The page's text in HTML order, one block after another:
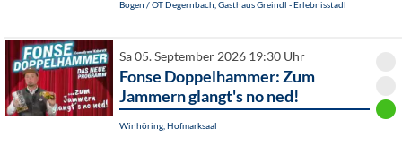
Bogen / OT Degernbach, Gasthaus Greindl - Erlebnisstadl
Sa 05. September 2026 19:30 Uhr
Fonse Doppelhammer: Zum
Jammern glangt's no ned!
Winhöring, Hofmarksaal